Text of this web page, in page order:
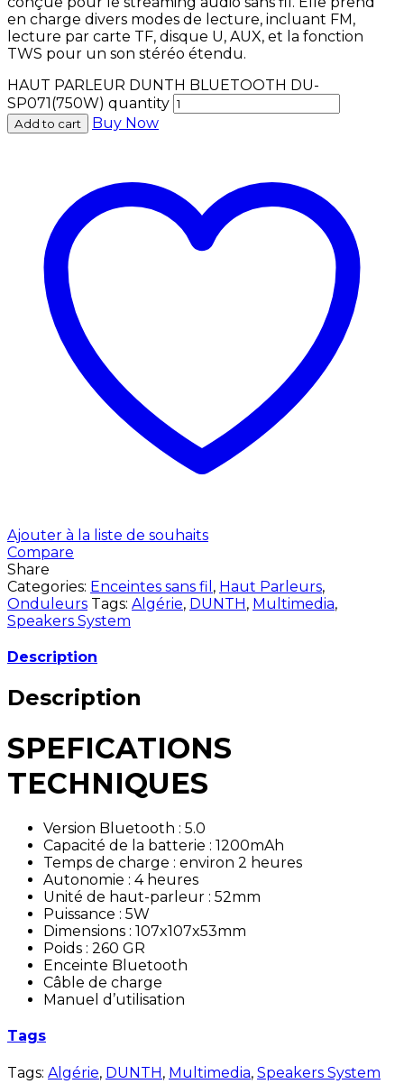
en charge divers modes de lecture, incluant FM,
lecture par carte TF, disque U, AUX, et la fonction
TWS pour un son stéréo étendu.
HAUT PARLEUR DUNTH BLUETOOTH DU-
SP071(750W) quantity
Add to cart Buy Now
Ajouter à la liste de souhaits
Compare
Share
Categories: Enceintes sans fil , Haut Parleurs,
Onduleurs Tags: Algérie, DUNTH, Multimedia,
Speakers System
Description
Description
SPEFICATIONS
TECHNIQUES
Version Bluetooth : 5.0
Capacité de la batterie : 1200mAh
Temps de charge : environ 2 heures
Autonomie : 4 heures
Unité de haut-parleur : 52mm
Puissance : 5W
Dimensions : 107x107x53mm
Poids : 260 GR
Enceinte Bluetooth
Câble de charge
Manuel d’utilisation
Tags
Tags: Algérie, DUNTH, Multimedia, Speakers System